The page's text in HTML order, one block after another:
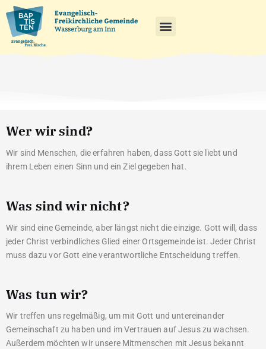
Wer wir sind?
Wir sind Menschen, die erfahren haben, dass Gott sie liebt und
ihrem Leben einen Sinn und ein Ziel gegeben hat.
Was sind wir nicht?
Wir sind eine Gemeinde, aber längst nicht die einzige. Gott will, dass
jeder Christ verbindliches Glied einer Ortsgemeinde ist. Jeder Christ
muss dazu vor Gott eine verantwortliche Entscheidung treffen.
Was tun wir?
Wir treffen uns regelmäßig, um mit Gott und untereinander
Gemeinschaft zu haben und im Vertrauen auf Jesus zu wachsen.
Außerdem möchten wir unsere Mitmenschen mit Jesus bekannt